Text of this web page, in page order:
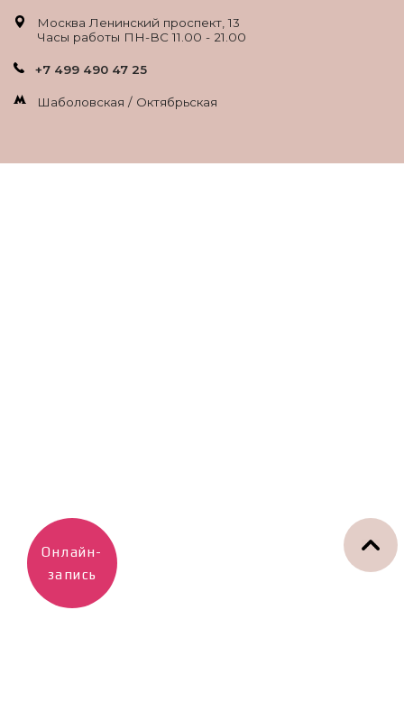
Москва Ленинский проспект, 13
Часы работы ПН-ВС 11.00 - 21.00
+7 499 490 47 25
Шаболовская / Октябрьская
Онлайн-
запись